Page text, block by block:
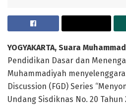
YOGYAKARTA, Suara
Pendidikan Dasar dan
Muhammadiyah
Discussion (FGD) Series
Undang Sisdiknas No. 20 Tahun